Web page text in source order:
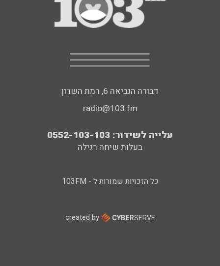
דבורה הנביאה 6, רמת השרון
radio@103.fm
עלייה לשידור: 0552-103-103
בעלות שיחה רגילה
כל הזכויות שמורות ל - 103FM
created by CYBERSERVE